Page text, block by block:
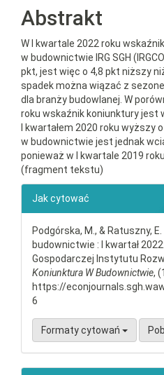
Abstrakt
W I kwartale 2022 roku
w budownictwie IRG SGH
pkt, jest więc o 4,8 pkt niższy
spadek można wiązać z
dla branży budowlanej. W
roku wskaźnik koniunktury jest
I kwartałem 2020 roku wyższy
w budownictwie jest jednak
ponieważ w I kwartale 2019
(fragment tekstu)
Jak cytować
Podgórska, M., & Ratuszny,
budownictwie : I kwartał
Gospodarczej Instytutu
Koniunktura W Budownictwie,
https://
6
Formaty cytowań